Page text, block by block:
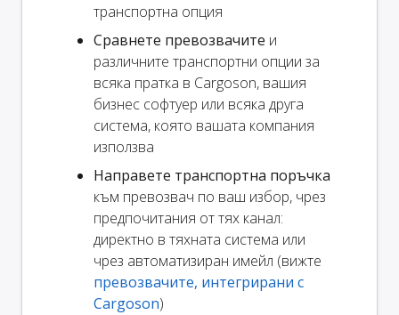
транспортна опция
Сравнете превозвачите и
различните транспортни опции за
всяка пратка в Cargoson, вашия
бизнес софтуер или всяка друга
система, която вашата компания
използва
Направете транспортна поръчка
към превозвач по ваш избор, чрез
предпочитания от тях канал:
директно в тяхната система или
чрез автоматизиран имейл (вижте
превозвачите, интегрирани с
Cargoson)